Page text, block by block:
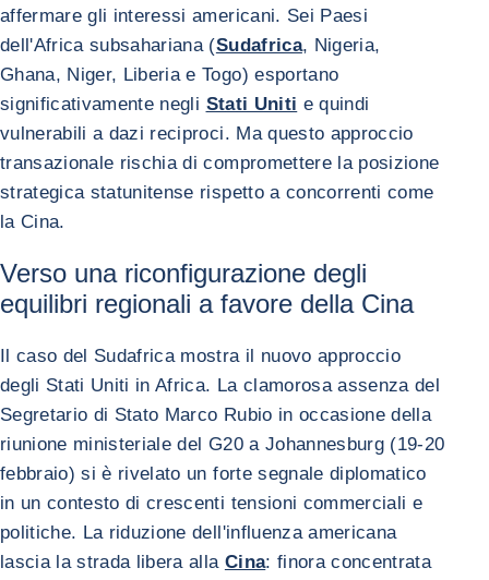
affermare gli interessi americani. Sei Paesi
dell'Africa subsahariana (Sudafrica, Nigeria,
Ghana, Niger, Liberia e Togo) esportano
significativamente negli Stati Uniti e quindi
vulnerabili a dazi reciproci. Ma questo approccio
transazionale rischia di compromettere la posizione
strategica statunitense rispetto a concorrenti come
la Cina.
Verso una riconfigurazione degli
equilibri regionali a favore della Cina
Il caso del Sudafrica mostra il nuovo approccio
degli Stati Uniti in Africa. La clamorosa assenza del
Segretario di Stato Marco Rubio in occasione della
riunione ministeriale del G20 a Johannesburg (19-20
febbraio) si è rivelato un forte segnale diplomatico
in un contesto di crescenti tensioni commerciali e
politiche. La riduzione dell'influenza americana
lascia la strada libera alla Cina: finora concentrata